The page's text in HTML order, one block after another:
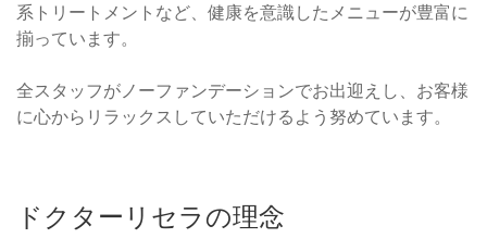
系トリートメントなど、健康を意識したメニューが豊富に
揃っています。
全スタッフがノーファンデーションでお出迎えし、お客様
に心からリラックスしていただけるよう努めています。
ドクターリセラの理念